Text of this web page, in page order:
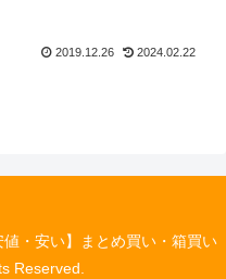
2019.12.26 2024.02.22
・安い】まとめ買い・箱買い
Reserved.